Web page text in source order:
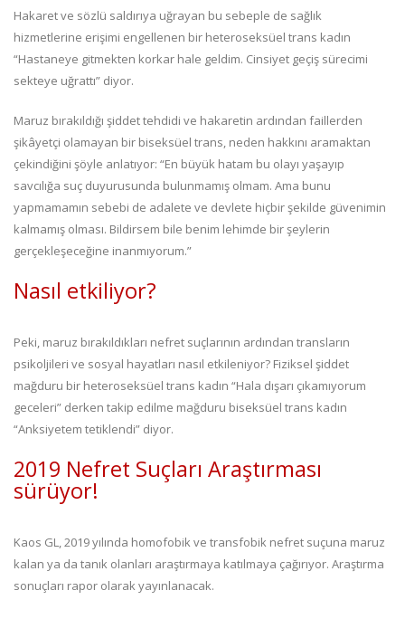
Hakaret ve sözlü saldırıya uğrayan bu sebeple de sağlık
hizmetlerine erişimi engellenen bir heteroseksüel trans kadın
“Hastaneye gitmekten korkar hale geldim. Cinsiyet geçiş sürecimi
sekteye uğrattı” diyor.
Maruz bırakıldığı şiddet tehdidi ve hakaretin ardından faillerden
şikâyetçi olamayan bir biseksüel trans, neden hakkını aramaktan
çekindiğini şöyle anlatıyor: “En büyük hatam bu olayı yaşayıp
savcılığa suç duyurusunda bulunmamış olmam. Ama bunu
yapmamamın sebebi de adalete ve devlete hiçbir şekilde güvenimin
kalmamış olması. Bildirsem bile benim lehimde bir şeylerin
gerçekleşeceğine inanmıyorum.”
Nasıl etkiliyor?
Peki, maruz bırakıldıkları nefret suçlarının ardından transların
psikoljileri ve sosyal hayatları nasıl etkileniyor? Fiziksel şiddet
mağduru bir heteroseksüel trans kadın “Hala dışarı çıkamıyorum
geceleri” derken takip edilme mağduru biseksüel trans kadın
“Anksiyetem tetiklendi” diyor.
2019 Nefret Suçları Araştırması
sürüyor!
Kaos GL, 2019 yılında homofobik ve transfobik nefret suçuna maruz
kalan ya da tanık olanları araştırmaya katılmaya çağırıyor. Araştırma
sonuçları rapor olarak yayınlanacak.